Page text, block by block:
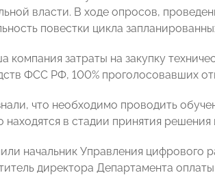
власти. В ходе опросов,
повестки цикла
компания затраты на закупку
ФСС РФ, 100% проголосовавших
что необходимо проводить
находятся в стадии принятия
начальник Управления цифрового
директора Департамента